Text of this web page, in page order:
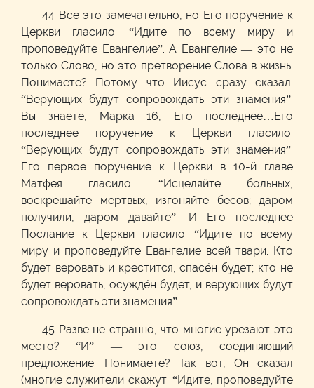
44 Всё это замечательно, но Его поручение к
Церкви гласило: “Идите по всему миру и
проповедуйте Евангелие”. А Евангелие — это не
только Слово, но это претворение Слова в жизнь.
Понимаете? Потому что Иисус сразу сказал:
“Верующих будут сопровождать эти знамения”.
Вы знаете, Марка 16, Его последнее…Его
последнее поручение к Церкви гласило:
“Верующих будут сопровождать эти знамения”.
Его первое поручение к Церкви в 10-й главе
Матфея гласило: “Исцеляйте больных,
воскрешайте мёртвых, изгоняйте бесов; даром
получили, даром давайте”. И Его последнее
Послание к Церкви гласило: “Идите по всему
миру и проповедуйте Евангелие всей твари. Кто
будет веровать и крестится, спасён будет; кто не
будет веровать, осуждён будет, и верующих будут
сопровождать эти знамения”.
45 Разве не странно, что многие урезают это
место? “И” — это союз, соединяющий
предложение. Понимаете? Так вот, Он сказал
(многие служители скажут: “Идите, проповедуйте